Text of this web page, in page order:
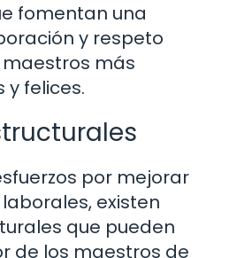
fomentan una
y respeto
más
felices.
por mejorar
existen
que pueden
de los maestros de